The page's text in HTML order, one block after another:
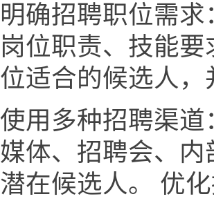
明确招聘职位需
岗位职责、技能
位适合的候选人
使用多种招聘渠
媒体、招聘会、
潜在候选人。 优